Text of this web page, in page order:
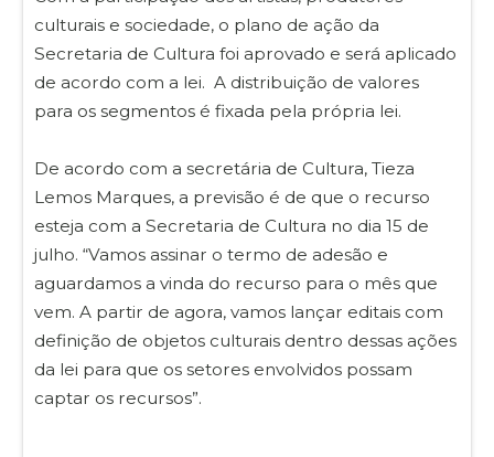
culturais e sociedade, o plano de ação da
Secretaria de Cultura foi aprovado e será aplicado
de acordo com a lei. A distribuição de valores
para os segmentos é fixada pela própria lei.
De acordo com a secretária de Cultura, Tieza
Lemos Marques, a previsão é de que o recurso
esteja com a Secretaria de Cultura no dia 15 de
julho. “Vamos assinar o termo de adesão e
aguardamos a vinda do recurso para o mês que
vem. A partir de agora, vamos lançar editais com
definição de objetos culturais dentro dessas ações
da lei para que os setores envolvidos possam
captar os recursos”.